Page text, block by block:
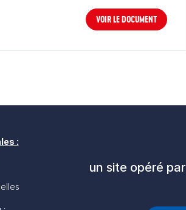
VOIR LE DOCUMENT
:
un site opéré par